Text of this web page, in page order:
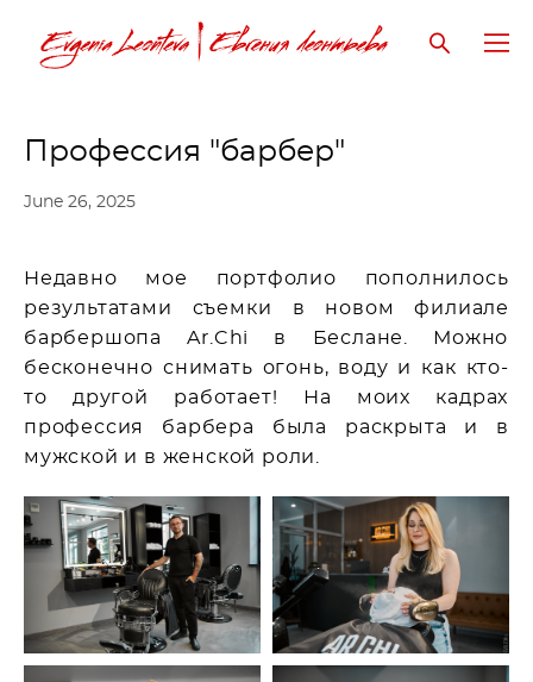
June 26, 2025
Профессия "барбер"
Недавно мое портфолио пополнилось
результатами съемки в новом филиале
барбершопа Ar.Chi в Беслане. Можно
бесконечно снимать огонь, воду и как кто-
то другой работает! На моих кадрах
профессия барбера была раскрыта и в
мужской и в женской роли.